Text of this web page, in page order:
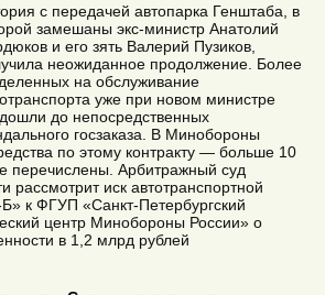
с передачей автопарка Генштаба, в
замешаны экс-министр Анатолий
и его зять Валерий Пузиков,
неожиданное продолжение. Более
на обслуживание
уже при новом министре
до непосредственных
госзаказа. В Минобороны
по этому контракту — больше 10
перечислены. Арбитражный суд
рассмотрит иск автотранспортной
к ФГУП «Санкт-Петербургский
центр Минобороны России» о
в 1,2 млрд рублей